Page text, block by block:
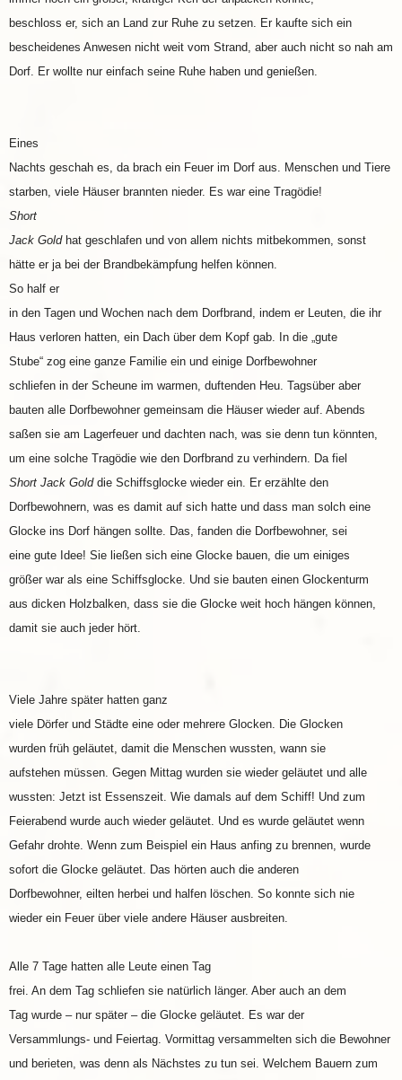
beschloss er, sich an Land zur Ruhe zu setzen. Er kaufte sich ein
bescheidenes Anwesen nicht weit vom Strand, aber auch nicht so nah am
Dorf. Er wollte nur einfach seine Ruhe haben und genießen.
Eines
Nachts geschah es, da brach ein Feuer im Dorf aus. Menschen und Tiere
starben, viele Häuser brannten nieder. Es war eine Tragödie!
Short
Jack Goldhat geschlafen und von allem nichts mitbekommen, sonst
hätte er ja bei der Brandbekämpfung helfen können.
So half er
in den Tagen und Wochen nach dem Dorfbrand, indem er Leuten, die ihr
Haus verloren hatten, ein Dach über dem Kopf gab. In die „gute
Stube“ zog eine ganze Familie ein und einige Dorfbewohner
schliefen in der Scheune im warmen, duftenden Heu. Tagsüber aber
bauten alle Dorfbewohner gemeinsam die Häuser wieder auf. Abends
saßen sie am Lagerfeuer und dachten nach, was sie denn tun könnten,
um eine solche Tragödie wie den Dorfbrand zu verhindern. Da fiel
Short Jack Golddie Schiffsglocke wieder ein. Er erzählte den
Dorfbewohnern, was es damit auf sich hatte und dass man solch eine
Glocke ins Dorf hängen sollte. Das, fanden die Dorfbewohner, sei
eine gute Idee! Sie ließen sich eine Glocke bauen, die um einiges
größer war als eine Schiffsglocke. Und sie bauten einen Glockenturm
aus dicken Holzbalken, dass sie die Glocke weit hoch hängen können,
damit sie auch jeder hört.
Viele Jahre später hatten ganz
viele Dörfer und Städte eine oder mehrere Glocken. Die Glocken
wurden früh geläutet, damit die Menschen wussten, wann sie
aufstehen müssen. Gegen Mittag wurden sie wieder geläutet und alle
wussten: Jetzt ist Essenszeit. Wie damals auf dem Schiff! Und zum
Feierabend wurde auch wieder geläutet. Und es wurde geläutet wenn
Gefahr drohte. Wenn zum Beispiel ein Haus anfing zu brennen, wurde
sofort die Glocke geläutet. Das hörten auch die anderen
Dorfbewohner, eilten herbei und halfen löschen. So konnte sich nie
wieder ein Feuer über viele andere Häuser ausbreiten.
Alle 7 Tage hatten alle Leute einen Tag
frei. An dem Tag schliefen sie natürlich länger. Aber auch an dem
Tag wurde – nur später – die Glocke geläutet. Es war der
Versammlungs- und Feiertag. Vormittag versammelten sich die Bewohner
und berieten, was denn als Nächstes zu tun sei. Welchem Bauern zum